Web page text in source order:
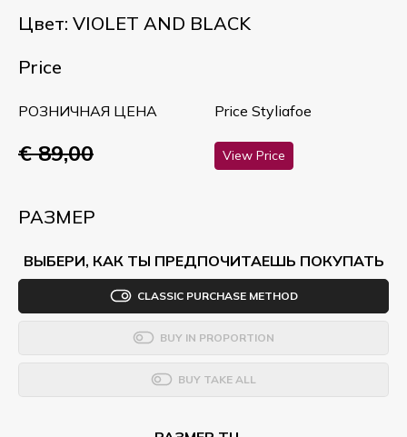
Цвет: VIOLET AND BLACK
Price
РОЗНИЧНАЯ ЦЕНА
€ 89,00
Price Styliafoe
View Price
РАЗМЕР
ВЫБЕРИ, КАК ТЫ ПРЕДПОЧИТАЕШЬ ПОКУПАТЬ
CLASSIC PURCHASE METHOD
BUY IN PROPORTION
BUY TAKE ALL